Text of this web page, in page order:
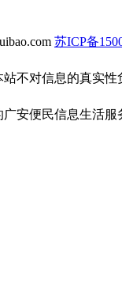
苏ICP备
不对信息的真实
广安便民信息生活